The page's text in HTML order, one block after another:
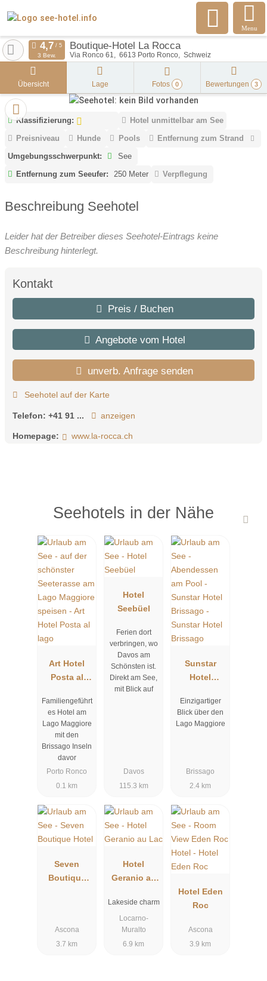
Menu
Boutique-Hotel La Rocca
Via Ronco 61 6613 Porto Ronco Schweiz
3 Bew.
Übersicht Lage Fotos 0 Bewertungen 3
Klassifizierung:
Hotel unmittelbar am See
Preisniveau
Hunde Pools
Entfernung zum Strand
Umgebungsschwerpunkt:
See
Entfernung zum Seeufer:
250 Meter Verpflegung
Beschreibung Seehotel
Leider hat der Betreiber dieses Seehotel-Eintrags keine
Beschreibung hinterlegt.
Kontakt
Preis / Buchen
Angebote vom Hotel
unverb. Anfrage senden
Seehotel auf der Karte
Telefon: +41 91 ... anzeigen
Homepage: www.la-rocca.ch
Seehotels in der Nähe
Art Hotel
Posta al
Familiengeführt
es Hotel am
Lago Maggiore
mit den
Brissago Inseln
davor
Porto Ronco
0.1 km
Hotel
Seebüel
Ferien dort
verbringen, wo
Davos am
Schönsten ist.
Direkt am See,
mit Blick auf
Davos
115.3 km
Sunstar
Hotel
Einzigartiger
Blick über den
Lago Maggiore
Brissago
2.4 km
Seven
Boutique
Ascona
3.7 km
Hotel
Geranio au
Lakeside charm
Locarno-
Muralto
6.9 km
Hotel Eden
Roc
Ascona
3.9 km